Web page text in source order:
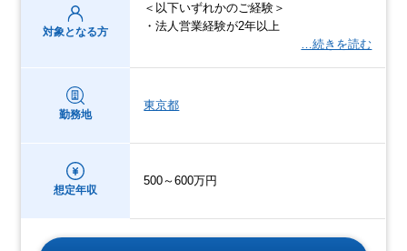
対象となる方
＜以下いずれかのご経験＞
・法人営業経験が2年以上
…続きを読む
勤務地
東京都
想定年収
500～600万円